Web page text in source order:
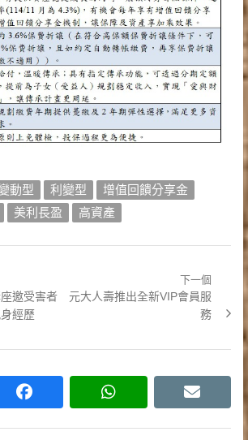
動型 利變型
增值回饋分享金
美利長盈 高資產
邀受害者
經歷
下一個
Next
元大人壽推出全新VIP會員服
務
facebook whatsapp email